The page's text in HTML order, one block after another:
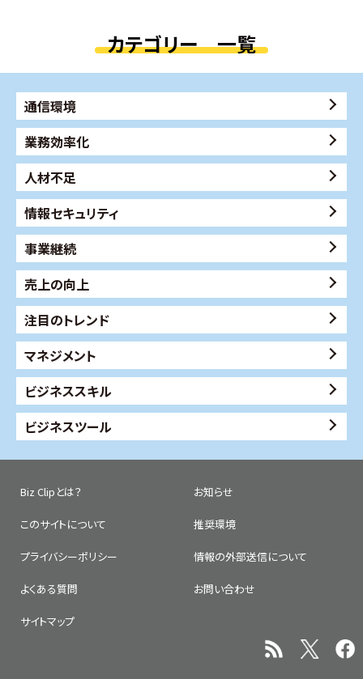
カテゴリー 一覧
通信環境
業務効率化
人材不足
情報セキュリティ
事業継続
売上の向上
注目のトレンド
マネジメント
ビジネススキル
ビジネスツール
Biz Clipとは？ お知らせ
このサイトについて 推奨環境
プライバシーポリシー 情報の外部送信について
よくある質問 お問い合わせ
サイトマップ